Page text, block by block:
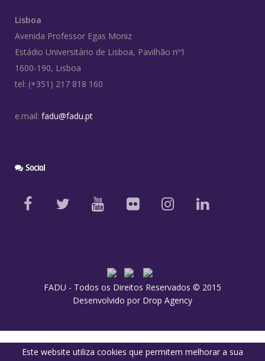
Lisboa
Avenida Professor Egas Moniz
Estádio Universitário de Lisboa, Pavilhão nº1
1600-190, Lisboa
tel: (+351) 217 818 160
e.mail: fadu@fadu.pt
Social
FADU - Todos os Direitos Reservados © 2015
Desenvolvido por Drop Agency
Este website utiliza cookies que permitem melhorar a sua